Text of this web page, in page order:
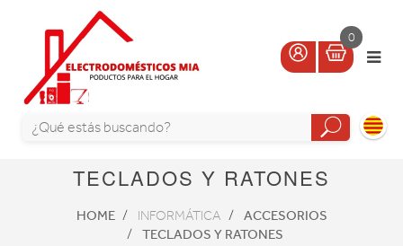
0
TECLADOS Y RATONES
HOME INFORMÁTICA
ACCESORIOS
TECLADOS Y RATONES